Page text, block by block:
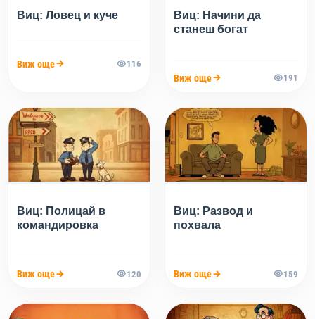
Виц: Ловец и куче
Виж още 116
Виц: Начини да
станеш богат
Виж още 191
Виц: Полицай в
командировка
Виж още 120
Виц: Развод и
похвала
Виж още 159